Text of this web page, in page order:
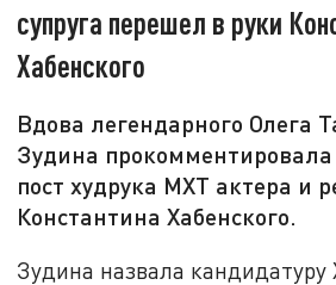
супруга перешел в руки
Хабенского
Вдова легендарного Олега
Зудина
пост худрука МХТ актера и
Константина Хабенского.
Зудина назвала кандидатуру